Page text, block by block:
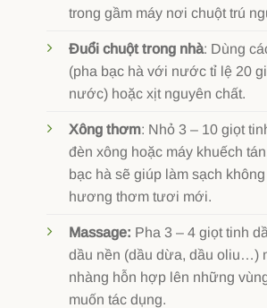
trong gầm máy nơi chuột trú
Đuổi chuột trong nhà: Dùng
(pha bạc hà với nước tỉ lệ 20
nước) hoặc xịt nguyên chất.
Xông thơm: Nhỏ 3 – 10 giọt
đèn xông hoặc máy khuếch
bạc hà sẽ giúp làm sạch
hương thơm tươi mới.
Massage: Pha 3 – 4 giọt tinh
dầu nền (dầu dừa, dầu oliu…)
nhàng hỗn hợp lên những
muốn tác dụng.